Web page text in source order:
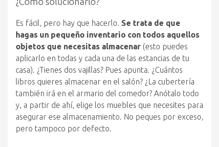
Es fácil, pero hay que hacerlo. Se trata de que
hagas un pequeño inventario con todos aquellos
objetos que necesitas almacenar (esto puedes
aplicarlo en todas y cada una de las estancias de tu
casa). ¿Tienes dos vajillas? Pues apunta. ¿Cuántos
libros quieres almacenar en el salón? ¿La cubertería
también irá en el armario del comedor? Anótalo todo
y, a partir de ahí, elige los muebles que necesites para
asegurar ese almacenamiento. No peques por exceso,
pero tampoco por defecto.